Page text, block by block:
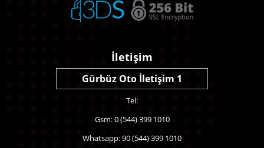
İletişim
Gürbüz Oto İletişim 1
Tel:
Gsm: 0 (544) 399 1010
Whatsapp: 90 (544) 399 1010